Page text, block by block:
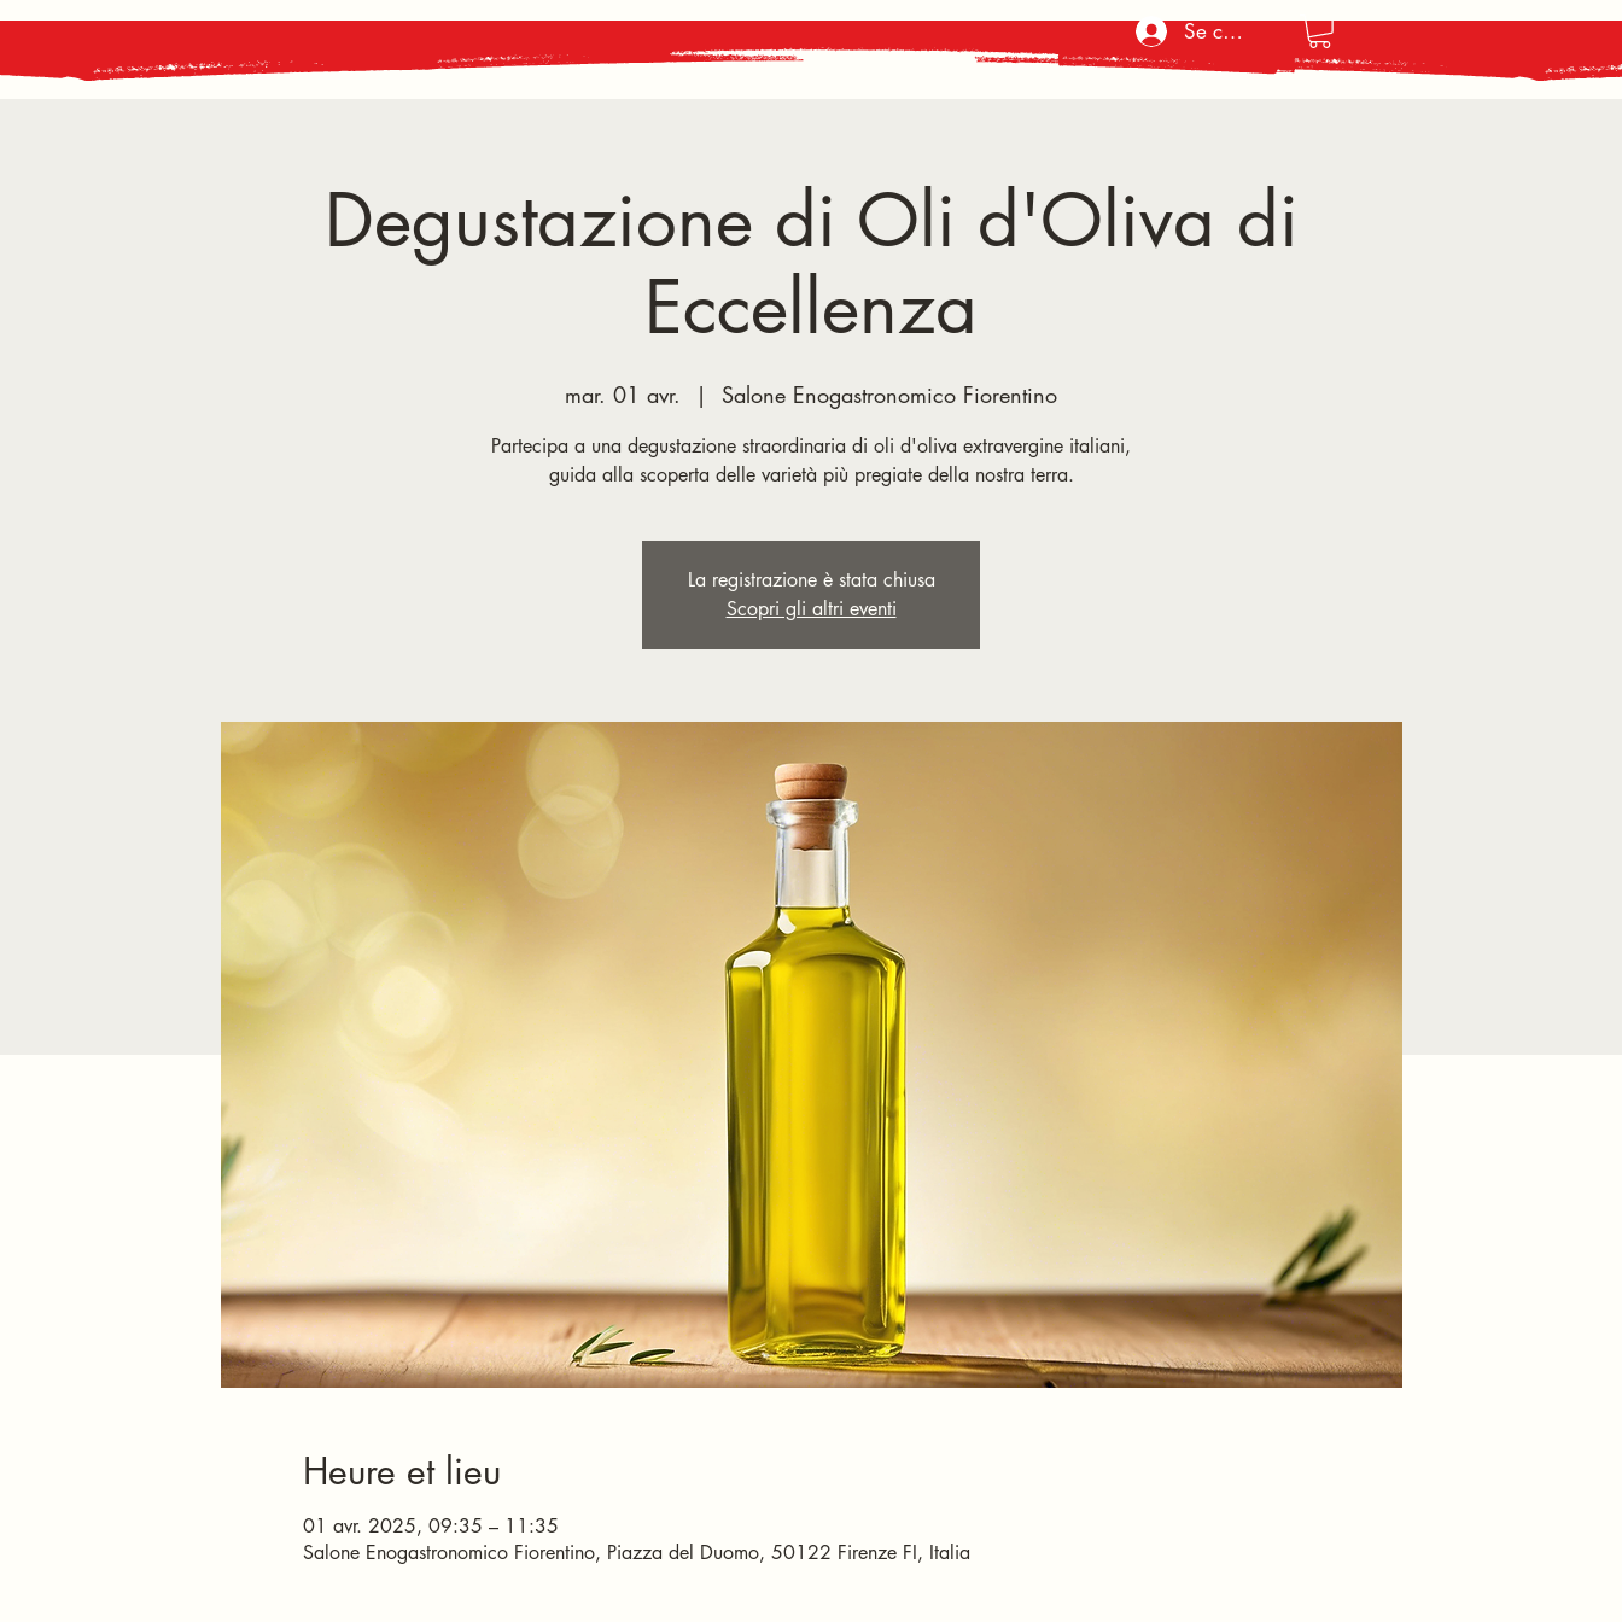
Se connecter
Degustazione di Oli d'Oliva di
Eccellenza
mar. 01 avr.
  |
Salone Enogastronomico Fiorentino
Partecipa a una degustazione straordinaria di oli d'oliva extravergine italiani,
guida alla scoperta delle varietà più pregiate della nostra terra.
La registrazione è stata chiusa
Scopri gli altri eventi
Heure et lieu
01 avr. 2025, 09:35 – 11:35
Salone Enogastronomico Fiorentino, Piazza del Duomo, 50122 Firenze FI, Italia